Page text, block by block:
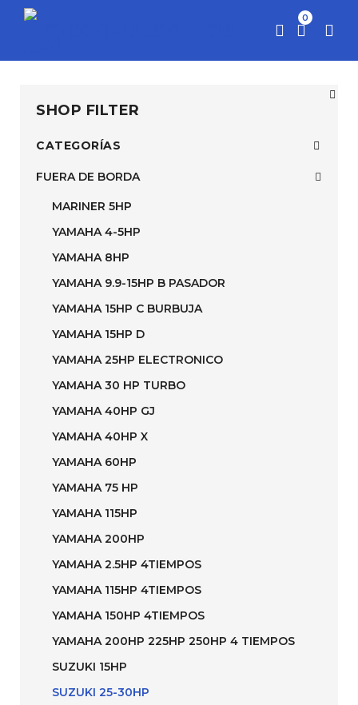
0
SHOP FILTER
CATEGORÍAS
FUERA DE BORDA
MARINER 5HP
YAMAHA 4-5HP
YAMAHA 8HP
YAMAHA 9.9-15HP B PASADOR
YAMAHA 15HP C BURBUJA
YAMAHA 15HP D
YAMAHA 25HP ELECTRONICO
YAMAHA 30 HP TURBO
YAMAHA 40HP GJ
YAMAHA 40HP X
YAMAHA 60HP
YAMAHA 75 HP
YAMAHA 115HP
YAMAHA 200HP
YAMAHA 2.5HP 4TIEMPOS
YAMAHA 115HP 4TIEMPOS
YAMAHA 150HP 4TIEMPOS
YAMAHA 200HP 225HP 250HP 4 TIEMPOS
SUZUKI 15HP
SUZUKI 25-30HP